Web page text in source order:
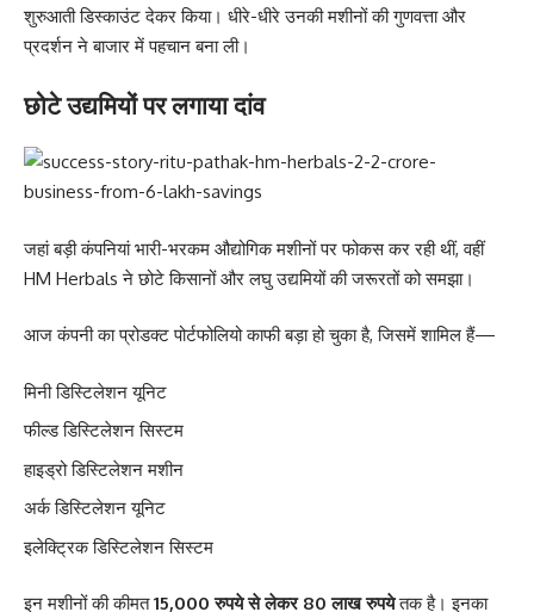
शुरुआती डिस्काउंट देकर किया। धीरे-धीरे उनकी मशीनों की गुणवत्ता और
प्रदर्शन ने बाजार में पहचान बना ली।
छोटे उद्यमियों पर लगाया दांव
जहां बड़ी कंपनियां भारी-भरकम औद्योगिक मशीनों पर फोकस कर रही थीं, वहीं
HM Herbals ने छोटे किसानों और लघु उद्यमियों की जरूरतों को समझा।
आज कंपनी का प्रोडक्ट पोर्टफोलियो काफी बड़ा हो चुका है, जिसमें शामिल हैं—
मिनी डिस्टिलेशन यूनिट
फील्ड डिस्टिलेशन सिस्टम
हाइड्रो डिस्टिलेशन मशीन
अर्क डिस्टिलेशन यूनिट
इलेक्ट्रिक डिस्टिलेशन सिस्टम
इन मशीनों की कीमत15,000 रुपये से लेकर 80 लाख रुपयेतक है। इनका